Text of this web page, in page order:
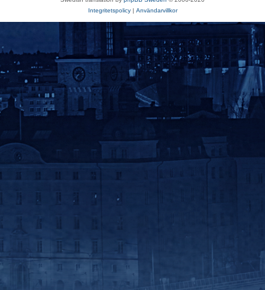
Integritetspolicy| Användarvillkor